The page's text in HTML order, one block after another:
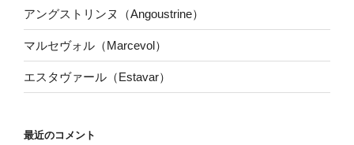
アングストリンヌ（Angoustrine）
マルセヴォル（Marcevol）
エスタヴァール（Estavar）
最近のコメント